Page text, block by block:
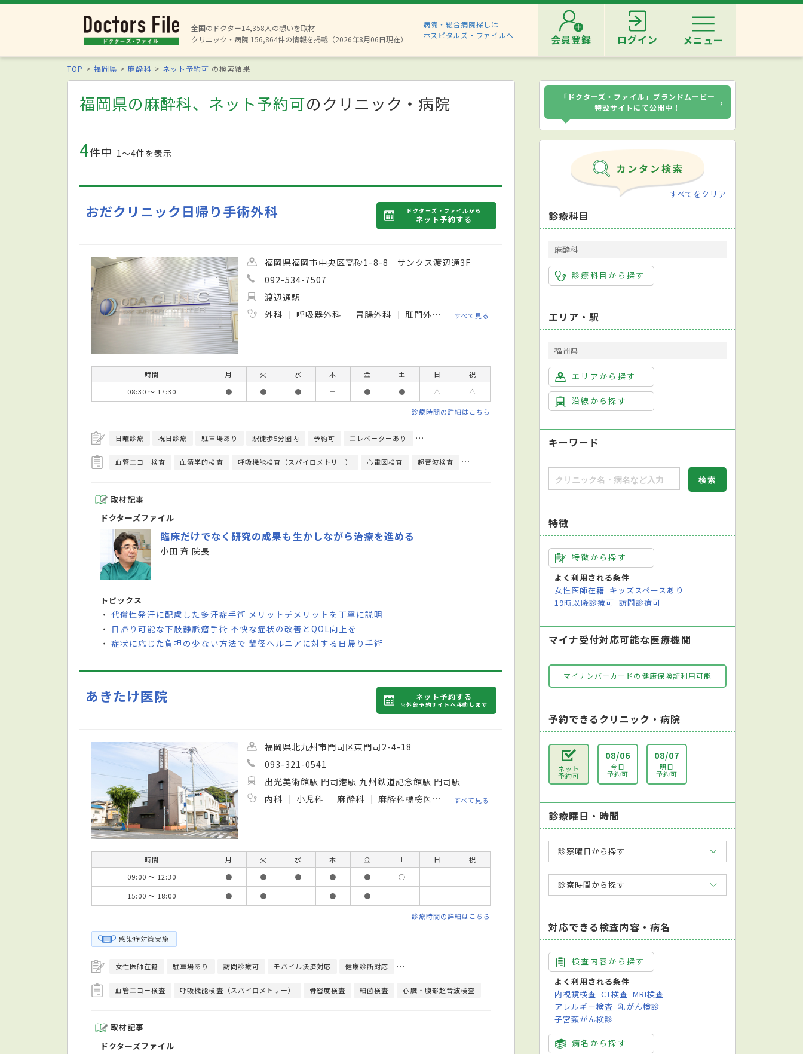
全国のドクター14,358人の想いを取材
クリニック・病院 156,864件の情報を掲載（2026年8月06日現在）
病院・総合病院探しは
ホスピタルズ・ファイルへ
会員登録 ログイン メニュー
TOP 福岡県 麻酔科 ネット予約可 の検索結果
福岡県の麻酔科、ネット予約可のクリニック・病院
4件中 1〜4件を表示
おだクリニック日帰り手術外科 ドクターズ・ファイルから
ネット予約する
福岡県福岡市中央区高砂1-8-8 サンクス渡辺通3F
092-534-7507
渡辺通駅
外科
呼吸器外科 胃腸外科 肛門外科 呼吸器外科 心臓血管外科 麻酔科
すべて見る
時間 月 火 水 木 金 土 日
祝
08:30 ～ 17:30
● ● ● － ● ● △ △
診療時間の詳細はこちら
日曜診療 祝日診療 駐車場あり 駅徒歩5分圏内 予約可 エレベーターあり クレジットカード対応 日本外科学会外科専門医
血管エコー検査 血清学的検査 呼吸機能検査（スパイロメトリー） 心電図検査 超音波検査 直腸診
取材記事
ドクターズファイル
臨床だけでなく研究の成果も生かしながら治療を進める
小田 斉 院長
トピックス
・代償性発汗に配慮した多汗症手術 メリットデメリットを丁寧に説明
・ 日帰り可能な下肢静脈瘤手術 不快な症状の改善とQOL向上を
・症状に応じた負担の少ない方法で 鼠径ヘルニアに対する日帰り手術
あきたけ医院 ネット予約する
※外部予約サイトへ移動します
福岡県北九州市門司区東門司2-4-18
093-321-0541
出光美術館駅 門司港駅 九州鉄道記念館駅 門司駅
内科
小児科 麻酔科 麻酔科標榜医／眞鍋祐美子 すべて見る
時間 月 火 水 木 金 土 日
祝
09:00 ～ 12:30
● ● ● ● ● ○ －
－
15:00 ～ 18:00
● ● － ● ● － － －
診療時間の詳細はこちら
感染症対策実施
女性医師在籍 駐車場あり 訪問診療可 モバイル決済対応 健康診断対応 日本ペインクリニック学会ペインクリニック専門医 英語対応可
血管エコー検査 呼吸機能検査（スパイロメトリー） 骨密度検査 細菌検査 心臓・腹部超音波検査 心臓超音波（エコー）検査 心電図検査 神経学的検査
取材記事
ドクターズファイル
「ドクターズ・ファイル」ブランドムービー
特設サイトにて公開中！
›
すべてをクリア
診療科目
麻酔科
診療科目から探す
エリア・駅
福岡県
エリアから探す
沿線から探す
キーワード
特徴
特徴から探す
よく利用される条件
女性医師在籍 キッズスペースあり
19時以降診療可 訪問診療可
マイナ受付対応可能な医療機関
マイナンバーカードの健康保険証利用可能
予約できるクリニック・病院
ネット
予約可
08/06
今日
予約可
08/07
明日
予約可
診療曜日・時間
診察曜日から探す
診察時間から探す
対応できる検査内容・病名
検査内容から探す
よく利用される条件
内視鏡検査 CT検査 MRI検査
アレルギー検査 乳がん検診
子宮頸がん検診
病名から探す